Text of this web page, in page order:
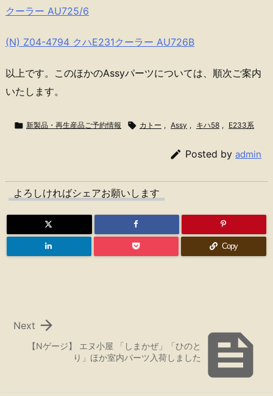
クーラー AU725/6
(N) Z04-4794 クハE231クーラー AU726B
以上です。このほかのAssyパーツについては、順次ご案内
いたします。
 新製品・再生産品ご予約情報  カトー , Assy , キハ58 , E233系
 Posted by admin
よろしければシェアお願いします
Copy

【Nゲージ】 エヌ小屋 「しまかぜ」「ひのと
り」ほか室内パーツ入荷しました

Next